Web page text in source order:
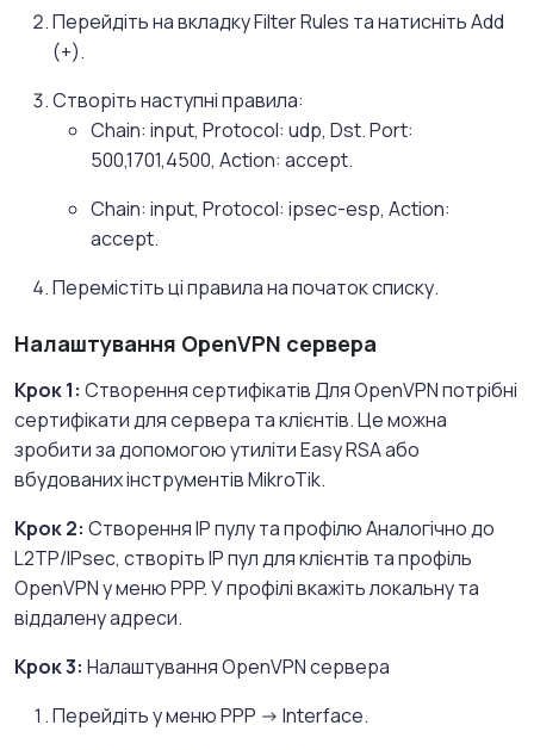
Перейдіть на вкладку Filter Rules та натисніть Add
(+).
Створіть наступні правила:
Chain: input, Protocol: udp, Dst. Port:
500,1701,4500, Action: accept.
Chain: input, Protocol: ipsec-esp, Action:
accept.
Перемістіть ці правила на початок списку.
Налаштування OpenVPN сервера
Крок 1: Створення сертифікатів Для OpenVPN потрібні
сертифікати для сервера та клієнтів. Це можна
зробити за допомогою утиліти Easy RSA або
вбудованих інструментів MikroTik.
Крок 2: Створення IP пулу та профілю Аналогічно до
L2TP/IPsec, створіть IP пул для клієнтів та профіль
OpenVPN у меню PPP. У профілі вкажіть локальну та
віддалену адреси.
Крок 3: Налаштування OpenVPN сервера
Перейдіть у меню PPP -> Interface.